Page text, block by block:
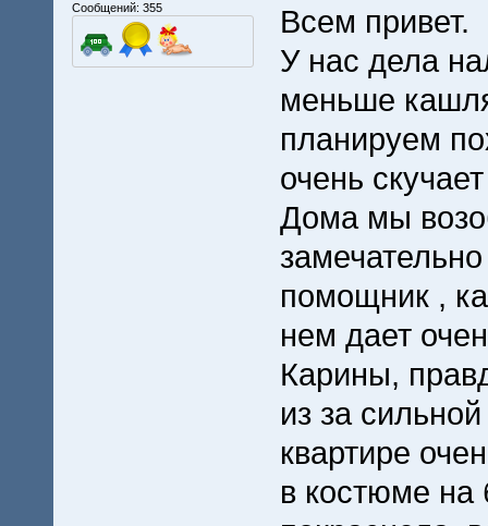
Сообщений: 355
Всем привет.
У нас дела
меньше
планируем
очень
Дома мы
помощник ,
нем дает
Карины,
из за
квартире
в костюме на